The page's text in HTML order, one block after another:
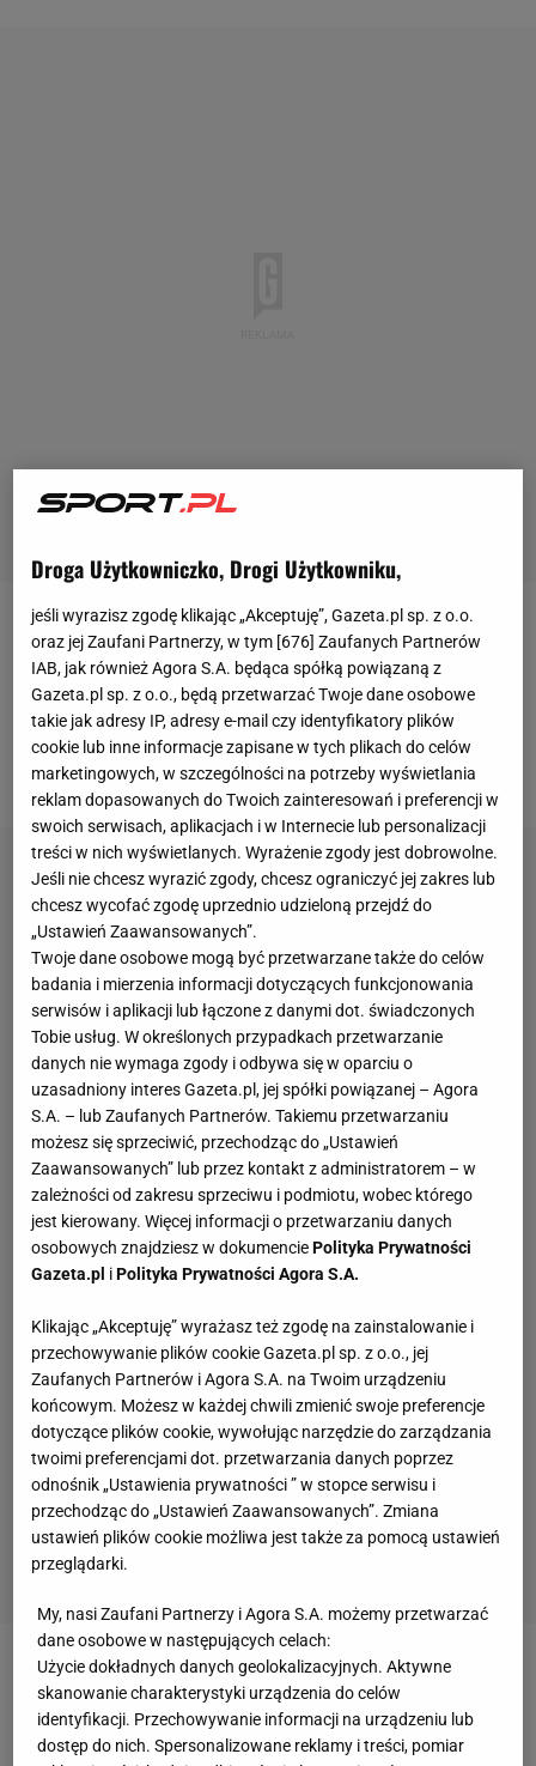
W środowy wieczór doszło do strzelaniny na stacji
benzynowej na przedmieściach Johannesburga w
Republice Południowej Afryki. Pech chciał, że w tym
czasie na stacji był środkowy obrońca
zespołu KaizerChiefs, Luke Fleurs.
Zobacz wideoProbierz odpowiada dziennikarzowi!
"Dobrze, że się prześlizgnęliśmy"
Droga Użytkowniczko, Drogi Użytkowniku,
jeśli wyrazisz zgodę klikając „Akceptuję”, Gazeta.pl sp. z o.o.
oraz jej Zaufani Partnerzy, w tym [676] Zaufanych Partnerów
IAB, jak również Agora S.A. będąca spółką powiązaną z
Gazeta.pl sp. z o.o., będą przetwarzać Twoje dane osobowe
takie jak adresy IP, adresy e-mail czy identyfikatory plików
cookie lub inne informacje zapisane w tych plikach do celów
marketingowych, w szczególności na potrzeby wyświetlania
reklam dopasowanych do Twoich zainteresowań i preferencji w
swoich serwisach, aplikacjach i w Internecie lub personalizacji
treści w nich wyświetlanych. Wyrażenie zgody jest dobrowolne.
Jeśli nie chcesz wyrazić zgody, chcesz ograniczyć jej zakres lub
chcesz wycofać zgodę uprzednio udzieloną przejdź do
„Ustawień Zaawansowanych”.
Twoje dane osobowe mogą być przetwarzane także do celów
badania i mierzenia informacji dotyczących funkcjonowania
serwisów i aplikacji lub łączone z danymi dot. świadczonych
Tobie usług. W określonych przypadkach przetwarzanie
danych nie wymaga zgody i odbywa się w oparciu o
uzasadniony interes Gazeta.pl, jej spółki powiązanej – Agora
S.A. – lub Zaufanych Partnerów. Takiemu przetwarzaniu
możesz się sprzeciwić, przechodząc do „Ustawień
Zaawansowanych” lub przez kontakt z administratorem – w
zależności od zakresu sprzeciwu i podmiotu, wobec którego
jest kierowany. Więcej informacji o przetwarzaniu danych
osobowych znajdziesz w dokumenciePolityka Prywatności
Gazeta.pl iPolityka Prywatności Agora S.A.
Klikając „Akceptuję” wyrażasz też zgodę na zainstalowanie i
przechowywanie plików cookie Gazeta.pl sp. z o.o., jej
Zaufanych Partnerów i Agora S.A. na Twoim urządzeniu
końcowym. Możesz w każdej chwili zmienić swoje preferencje
dotyczące plików cookie, wywołując narzędzie do zarządzania
twoimi preferencjami dot. przetwarzania danych poprzez
odnośnik „Ustawienia prywatności ” w stopce serwisu i
przechodząc do „Ustawień Zaawansowanych”. Zmiana
ustawień plików cookie możliwa jest także za pomocą ustawień
przeglądarki.
My, nasi Zaufani Partnerzy i Agora S.A. możemy przetwarzać
dane osobowe w następujących celach:
Użycie dokładnych danych geolokalizacyjnych. Aktywne
skanowanie charakterystyki urządzenia do celów
identyfikacji. Przechowywanie informacji na urządzeniu lub
dostęp do nich. Spersonalizowane reklamy i treści, pomiar